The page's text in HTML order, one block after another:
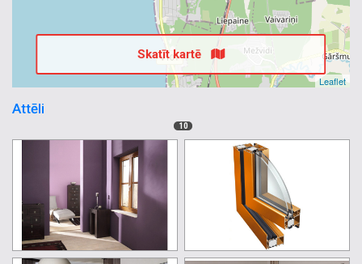
Leaflet
Skatīt kartē
Attēli
10